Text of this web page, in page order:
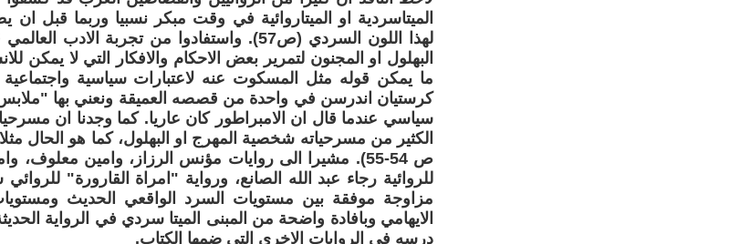
الميتاسردية او الميتاروائية في وقت مبكر نسبيا وربما قبل
لهذا اللون السردي (ص57). واستفادوا من تجربة
البهلول او المجنون لتمرير بعض الاحكام والافكار التي لا يمكن
ما يمكن قوله مثل المسكوت عنه لاعتبارات سياسية
كرستيان اندرسن في واحدة من قصصه العميقة ونعني بها
سياسي عندما قال ان الامبراطور كان عاريا. كما وجدنا ان
الكثير من مسرحياته شخصية المهرج او البهلول، كما هو الحال
ص 54-55). مشيرا الى روايات مؤنس الرزاز، وامين معلوف،
للروائية رجاء عبد الله الصانع، ورواية "امراة القارورة"
مزاوجة موفقة بين مستويات السرد الواقعي الحديث
درسه في الروايات الاخرى التي ضمها الكتاب.